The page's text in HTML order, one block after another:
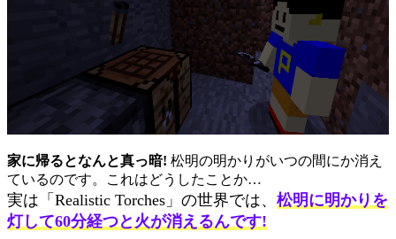
家に帰るとなんと真っ暗! 松明の明かりがいつの間にか消え
ているのです。これはどうしたことか…
実は「Realistic Torches」の世界では、 松明に明かりを
灯して60分経つと火が消えるんです!